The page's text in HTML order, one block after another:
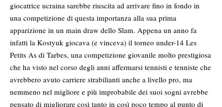
giocatrice ucraina sarebbe riuscita ad arrivare fino in fondo in
una competizione di questa importanza alla sua prima
apparizione in un main draw dello Slam. Appena un anno fa
infatti la Kostyuk giocava (e vinceva) il torneo under-14 Les
Petits As di Tarbes, una competizione giovanile molto prestigiosa
che ha visto nel corso degli anni affermarsi tennisti e tenniste che
avrebbero avuto carriere strabilianti anche a livello pro, ma
nemmeno nel migliore e più improbabile dei suoi sogni avrebbe
pensato di migliorare così tanto in così poco tempo al punto di